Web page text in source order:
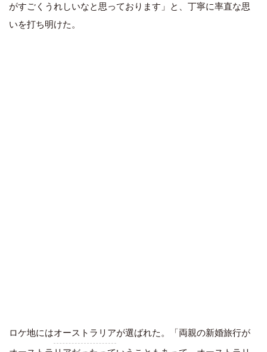
がすごくうれしいなと思っております」と、丁寧に率直な思
いを打ち明けた。
ロケ地にはオーストラリアが選ばれた。「両親の新婚旅行が